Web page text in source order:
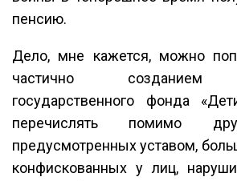
пенсию.
Дело, мне кажется, можно
частично созданием
государственного фонда
перечислять помимо
предусмотренных уставом,
конфискованных у лиц,